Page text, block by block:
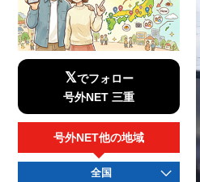
𝕏でフォロー
号外NET 三重
号外NET他の地域
全国